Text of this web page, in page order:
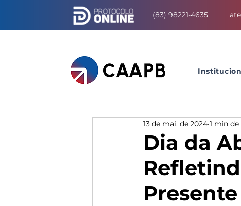
(83) 98221-4635
Dia da
Presente
13 de mai. de 2024 1 min